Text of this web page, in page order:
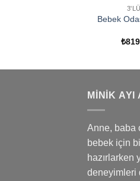
Bebek
₺
MINIK AYI
Anne, baba
bebek için
hazırlarken
deneyimleri